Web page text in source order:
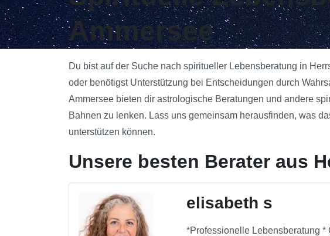
Ammersee
Du bist auf der Suche nach spiritueller Lebensberatung in
oder benötigst Unterstützung bei Entscheidungen durch
Ammersee bieten dir astrologische Beratungen und andere
Bahnen zu lenken. Lass uns gemeinsam herausfinden, was
unterstützen können.
Unsere besten Berater aus
elisabeth s
*Professionelle Lebensberatung *